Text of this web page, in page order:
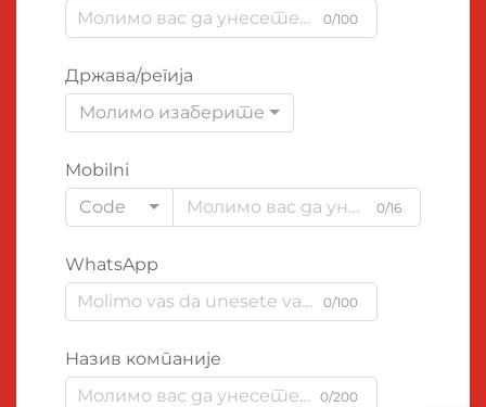
0/100
Држава/регија
Молимо изаберите
Mobilni
Code
0/16
WhatsApp
0/100
Назив компаније
0/200